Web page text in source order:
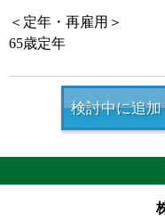
＜定年・再雇用＞
65歳定年
検討中に追加